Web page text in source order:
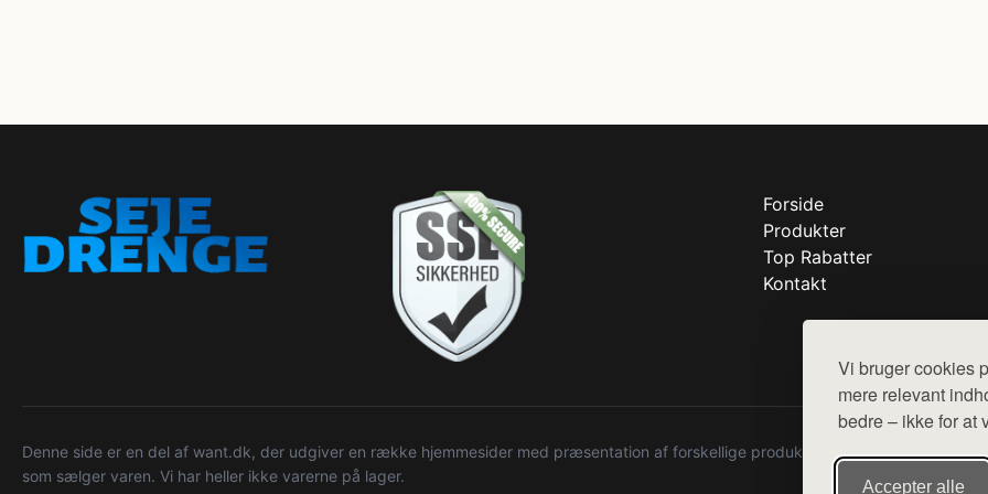
Vi bruger cookies
mere relevant
bedre – ikke for
Accepter alle
Forside
Produkter
Top Rabatter
Kontakt
Denne side er en del af want.dk, der udgiver en række hjemmesider med præsentation af forskellige produkter fra diverse
som sælger varen. Vi har heller ikke varerne på lager.